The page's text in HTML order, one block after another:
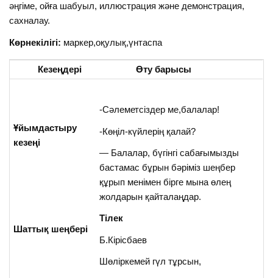
әңгіме, ойға шабуыл, иллюстрация және демонстрация,
сахналау.
Көрнекілігі: маркер,оқулық,үнтаспа
Кезеңдері Өту барысы
Ұйымдастыру
кезеңі
Шаттық шеңбері
-Сәлеметсіздер ме,балалар!
-Көңіл-күйлерің қалай?
— Балалар, бүгінгі сабағымызды
бастамас бұрын бәріміз шеңбер
құрып менімен бірге мына өлең
жолдарын қайталаңдар.
Тілек
Б.Кірісбаев
Шөліркемей гүл тұрсын,